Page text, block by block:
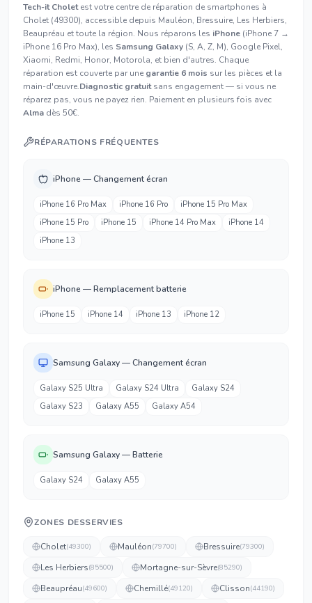
Tech-it Choletest votre centre de réparation de smartphones à
Cholet (49300), accessible depuis Mauléon, Bressuire, Les Herbiers,
Beaupréau et toute la région. Nous réparons les iPhone (iPhone 7 →
iPhone 16 Pro Max), les Samsung Galaxy (S, A, Z, M), Google Pixel,
Xiaomi, Redmi, Honor, Motorola, et bien d'autres. Chaque
réparation est couverte par une garantie 6 mois sur les pièces et la
main-d'œuvre.Diagnostic gratuitsans engagement — si vous ne
réparez pas, vous ne payez rien. Paiement en plusieurs fois avec
Alma dès 50€.
RÉPARATIONS FRÉQUENTES
iPhone — Changement écran
iPhone 16 Pro Max iPhone 16 Pro
iPhone 15 Pro Max
iPhone 15 Pro
iPhone 15 iPhone 14 Pro Max
iPhone 14
iPhone 13
iPhone — Remplacement batterie
iPhone 15 iPhone 14 iPhone 13 iPhone 12
Samsung Galaxy — Changement écran
Galaxy S25 Ultra Galaxy S24 Ultra
Galaxy S24
Galaxy S23
Galaxy A55 Galaxy A54
Samsung Galaxy — Batterie
Galaxy S24 Galaxy A55
ZONES DESSERVIES
Cholet(49300) Mauléon(79700) Bressuire(79300)
Les Herbiers(85500) Mortagne-sur-Sèvre(85290)
Beaupréau(49600) Chemillé(49120) Clisson(44190)